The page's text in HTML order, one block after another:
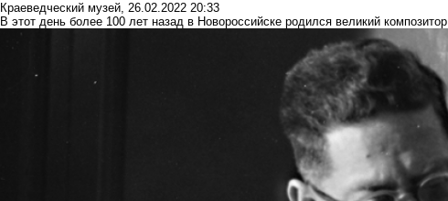
Краеведческий музей, 26.02.2022 20:33
В этот день более 100 лет назад в Новороссийске родился великий композитор